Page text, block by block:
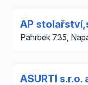
AP
Pahrbek 735,
ASURTI